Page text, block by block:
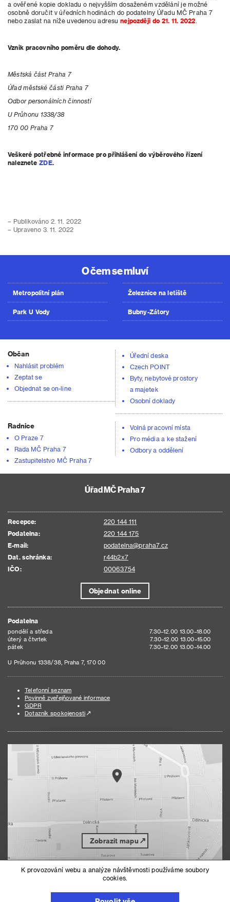
a ověřené kopie dokladu o nejvyšším dosaženém vzdělání je možné
osobně doručit v úředních hodinách do podatelny Úřadu MČ Praha 7
nebo zaslat na níže uvedenou adresunejpozději do 21. 11. 2022
Vznik pracovního poměru dle dohody.
Městská část Praha 7
Úřad městské části Praha 7
Odbor personálních činností
U Průhonu 1338/38
170 00 Praha 7
Veškeré potřebné informace pro přihlášení do výběrového řízení
nalezneteZDE.
– Publikováno 2. 11. 2022
– Upraveno 3. 11. 2022
O čem se mluví
Metropolitní plán
Park U Vody
Železnice na letiště
Bubny-Zátory
Občan
Nahlásit problém
Zeptat se
Objednat se on-line
Úřední deska
Czech POINT
Byty, nebytové prostory
a majetek
Osobní doklady
Radnice
O Praze 7
Rada MČ Praha 7
Zastupitelstvo MČ Praha 7
Volná pracovní místa
Pro média a ke stažení
Odbory a oddělení
Úřad MČ Praha 7
Recepce:
220 144 111
Podatelna:
220 144 175
E-mail:
podatelna@praha7.cz
Dat. schránka:
r44b2x7
IČO:
00063754
Objednat online
Podatelna
pondělí a středa
7.30–12.00 13.00–18.00
úterý a čtvrtek
7.30–12.00 13.00–15.00
pátek
7.30–12.00 13.00–14.00
U Průhonu 1338/38, Praha 7, 170 00
Telefonní seznam
Povinně zveřejňované informace
GDPR
Dotazník spokojenosti
Zobrazit mapu
K provozování webu a analýze návštěvnosti používáme soubory
cookies.